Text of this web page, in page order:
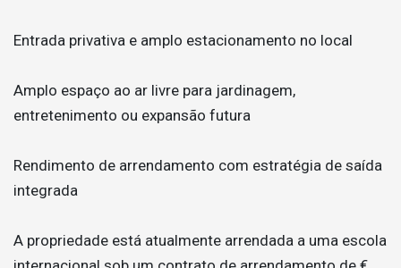
Entrada privativa e amplo estacionamento no local
Amplo espaço ao ar livre para jardinagem,
entretenimento ou expansão futura
Rendimento de arrendamento com estratégia de saída
integrada
A propriedade está atualmente arrendada a uma escola